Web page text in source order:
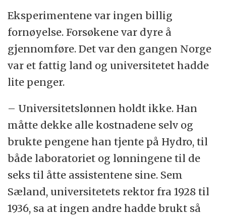
Eksperimentene var ingen billig
fornøyelse. Forsøkene var dyre å
gjennomføre. Det var den gangen Norge
var et fattig land og universitetet hadde
lite penger.
– Universitetslønnen holdt ikke. Han
måtte dekke alle kostnadene selv og
brukte pengene han tjente på Hydro, til
både laboratoriet og lønningene til de
seks til åtte assistentene sine. Sem
Sæland, universitetets rektor fra 1928 til
1936, sa at ingen andre hadde brukt så